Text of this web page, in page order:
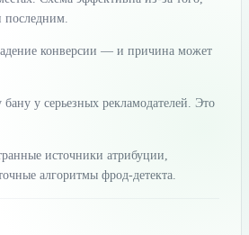
последним.
конверсии — и причина может
у серьезных рекламодателей. Это
источники атрибуции,
алгоритмы фрод-детекта.